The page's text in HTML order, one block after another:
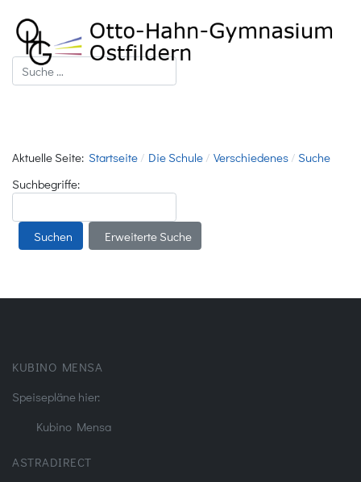
Suchen
Aktuelle Seite: Startseite Die Schule Verschiedenes Suche
Suchformular
Suchbegriffe:
Suchen Erweiterte Suche
KUBINO MENSA
Speisepläne hier:
Kubino Mensa
ASTRADIRECT